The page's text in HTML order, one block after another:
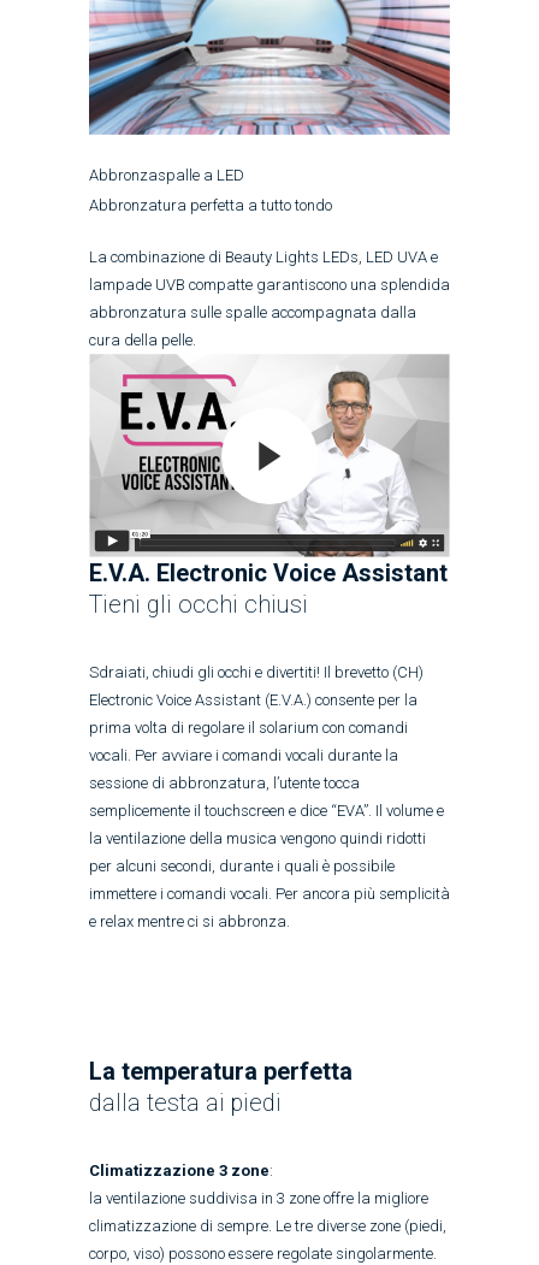
Abbronzaspalle a LED
Abbronzatura perfetta a tutto tondo
La combinazione di Beauty Lights LEDs, LED UVA e
lampade UVB compatte garantiscono una splendida
abbronzatura sulle spalle accompagnata dalla
cura della pelle.
E.V.A. Electronic Voice Assistant
Tieni gli occhi chiusi
Sdraiati, chiudi gli occhi e divertiti! Il brevetto (CH)
Electronic Voice Assistant (E.V.A.) consente per la
prima volta di regolare il solarium con comandi
vocali. Per avviare i comandi vocali durante la
sessione di abbronzatura, l’utente tocca
semplicemente il touchscreen e dice “EVA”. Il volume e
la ventilazione della musica vengono quindi ridotti
per alcuni secondi, durante i quali è possibile
immettere i comandi vocali. Per ancora più semplicità
e relax mentre ci si abbronza.
La temperatura perfetta
dalla testa ai piedi
Climatizzazione 3 zone:
la ventilazione suddivisa in 3 zone offre la migliore
climatizzazione di sempre. Le tre diverse zone (piedi,
corpo, viso) possono essere regolate singolarmente.